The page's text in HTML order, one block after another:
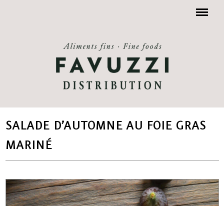
Menu
SALADE D’AUTOMNE AU FOIE GRAS
MARINÉ